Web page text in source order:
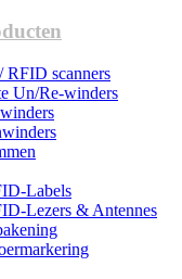
RFID scanners
Un/Re-winders
Labels
Lezers & Antennes